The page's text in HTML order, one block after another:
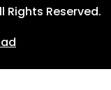
Reserved.